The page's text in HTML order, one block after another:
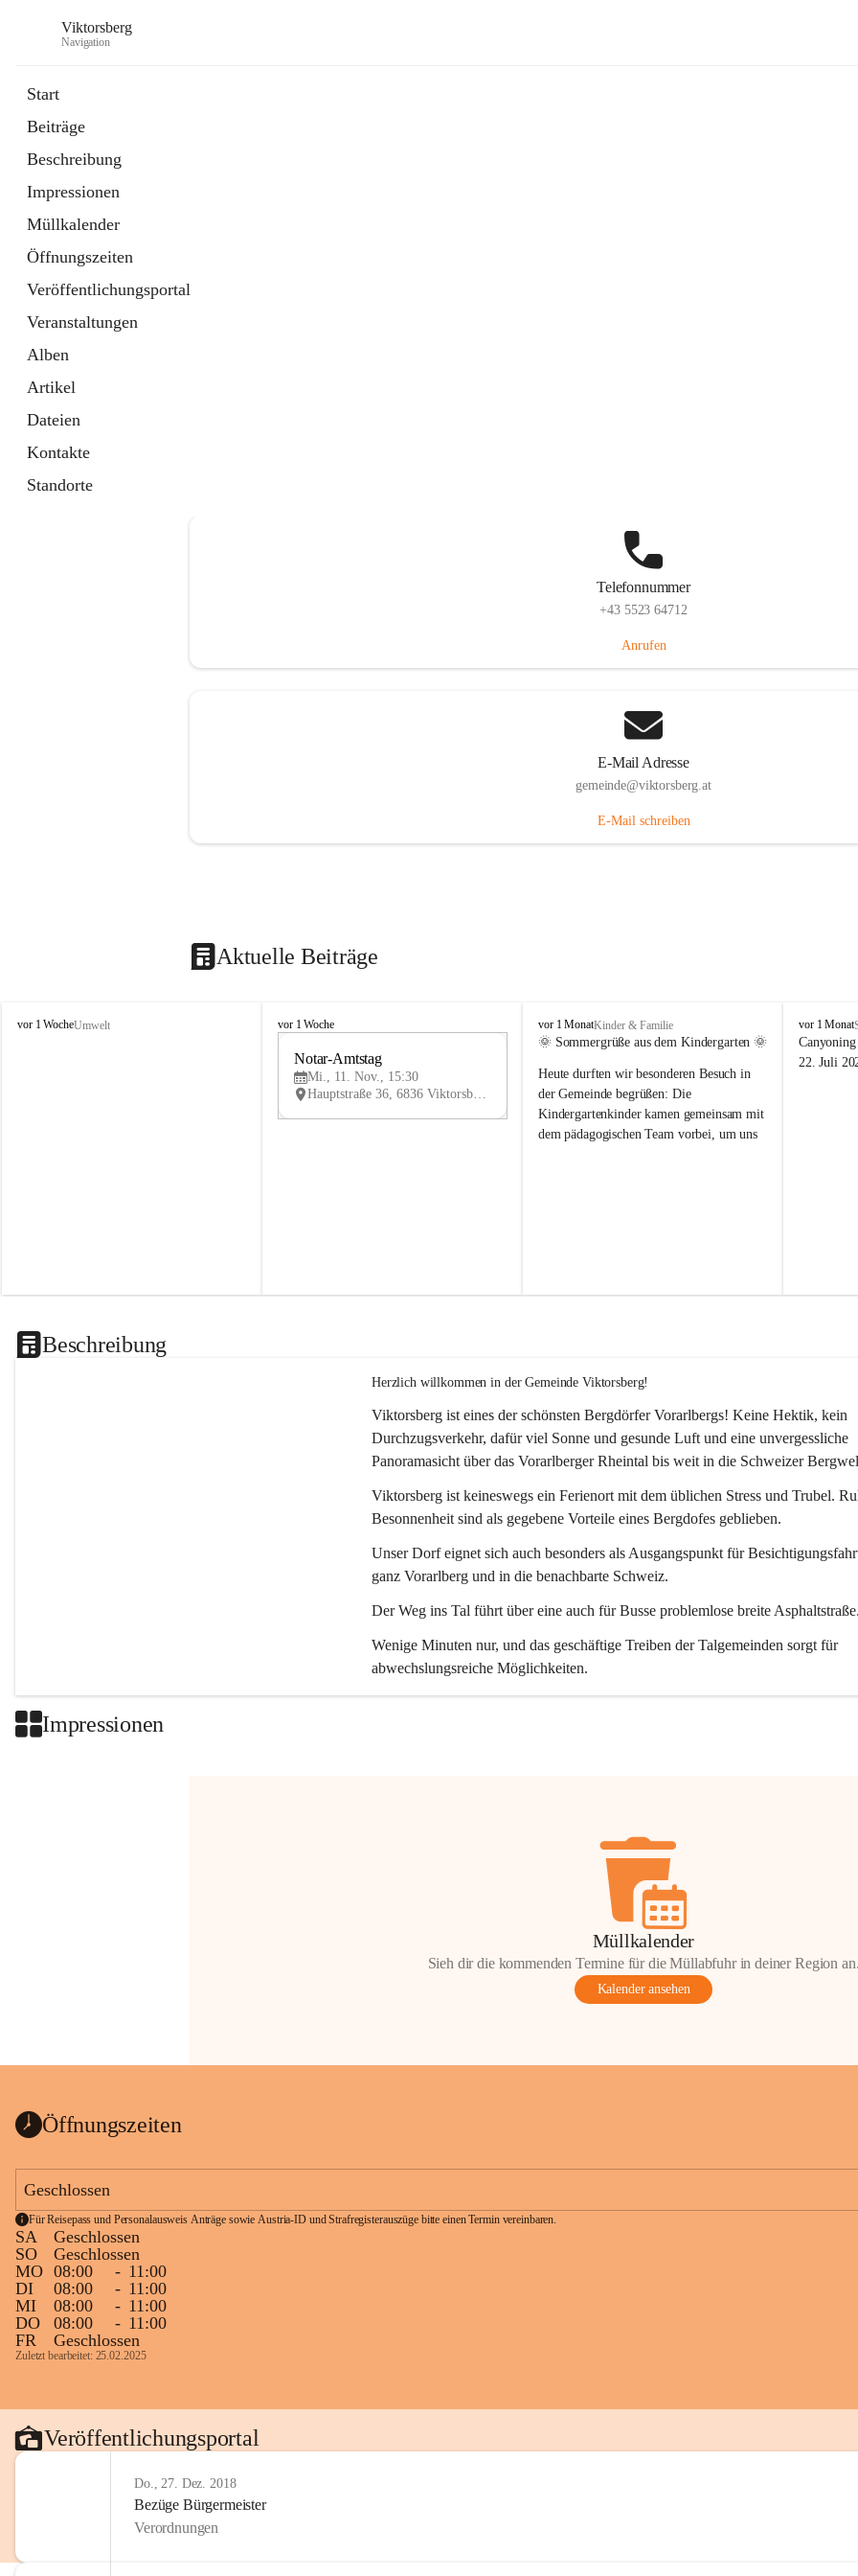
Viktorsberg
Navigation
Start
Beiträge
Beschreibung
Impressionen
Müllkalender
Öffnungszeiten
Veröffentlichungsportal
Veranstaltungen
Alben
Artikel
Dateien
Kontakte
Standorte
Telefonnummer
+43 5523 64712
Anrufen
E-Mail Adresse
gemeinde@viktorsberg.at
E-Mail schreiben
Aktuelle Beiträge
V
vor 1 WocheUmwelt
V
vor 1 Woche
V
Notar-Amtstag
Mi., 11. Nov., 15:30
Hauptstraße 36, 6836 Viktorsberg, AUT
V
i
t
o
r
s
vor 1 MonatKinder & Familie
🌞 Sommergrüße aus dem Kindergarten 🌞
Heute durften wir besonderen Besuch in
der Gemeinde begrüßen: Die
Kindergartenkinder kamen gemeinsam mit
dem pädagogischen Team vorbei, um uns
V
i
k
vor 1 Monat
22. Juli
Beschreibung
Herzlich willkommen in der Gemeinde Viktorsberg!
Viktorsberg ist eines der schönsten Bergdörfer Vorarlbergs! Keine Hektik, kein
Durchzugsverkehr, dafür viel Sonne und gesunde Luft und eine unvergessliche
Panoramasicht über das Vorarlberger Rheintal bis weit in die Schweizer
Viktorsberg ist keineswegs ein Ferienort mit dem üblichen Stress und Trubel.
Besonnenheit sind als gegebene Vorteile eines Bergdofes geblieben.
Unser Dorf eignet sich auch besonders als Ausgangspunkt für
ganz Vorarlberg und in die benachbarte Schweiz.
Der Weg ins Tal führt über eine auch für Busse problemlose breite
Wenige Minuten nur, und das geschäftige Treiben der Talgemeinden sorgt für
abwechslungsreiche Möglichkeiten.
Impressionen
Müllkalender
Sieh dir die kommenden Termine für die Müllabfuhr in deiner Region
Kalender ansehen
Öffnungszeiten
Geschlossen
Für Reisepass und Personalausweis Anträge sowie Austria-ID und Strafregisterauszüge bitte einen Termin vereinbaren.
SA
Geschlossen
SO
Geschlossen
MO 08:00 - 11:00
DI
08:00 - 11:00
MI
08:00 - 11:00
DO
08:00 - 11:00
FR
Geschlossen
Zuletzt bearbeitet: 25.02.2025
Veröffentlichungsportal
Do., 27. Dez. 2018
Bezüge Bürgermeister
Verordnungen